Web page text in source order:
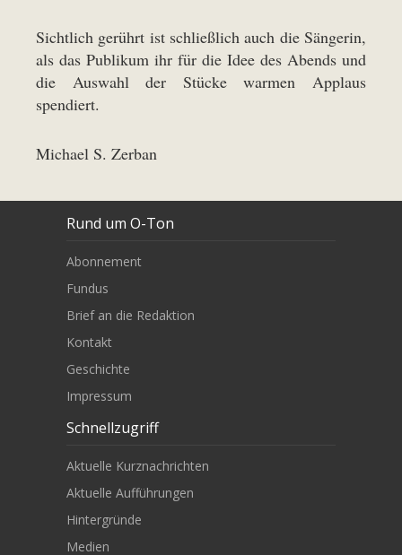
Sichtlich gerührt ist schließlich auch die Sängerin,
als das Publikum ihr für die Idee des Abends und
die Auswahl der Stücke warmen Applaus
spendiert.
Michael S. Zerban
Rund um O-Ton
Abonnement
Fundus
Brief an die Redaktion
Kontakt
Geschichte
Impressum
Schnellzugriff
Aktuelle Kurznachrichten
Aktuelle Aufführungen
Hintergründe
Medien